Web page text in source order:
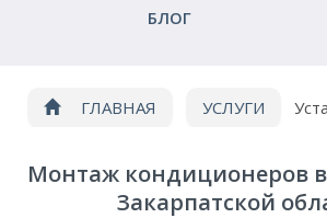
БЛОГ
ГЛАВНАЯ УСЛУГИ
Монтаж кондиционеров
Закарпатской